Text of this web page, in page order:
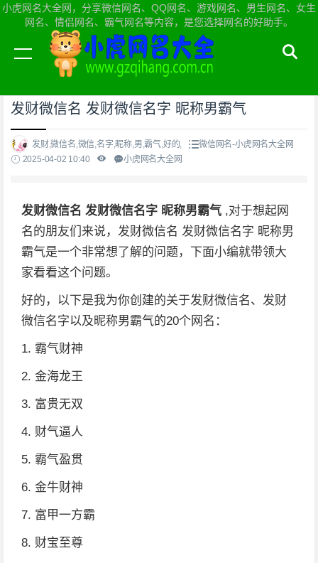
小虎网名大全网，分享微信网名、QQ网名、游戏网名、男生网名、女生
网名、情侣网名、霸气网名等内容，是您选择网名的好助手。
当前位置：小虎网名大全网首页>微信网名
发财微信名 发财微信名字 昵称男霸气
发财,微信名,微信,名字,昵称,男,霸气,好的,
微信网名-小虎网名大全网
2025-04-02 10:40
小虎网名大全网
发财微信名 发财微信名字 昵称男霸气 ,对于想起网
名的朋友们来说，发财微信名 发财微信名字 昵称男
霸气是一个非常想了解的问题，下面小编就带领大
家看看这个问题。
好的，以下是我为你创建的关于发财微信名、发财
微信名字以及昵称男霸气的20个网名：
1. 霸气财神
2. 金海龙王
3. 富贵无双
4. 财气逼人
5. 霸气盈贯
6. 金牛财神
7. 富甲一方霸
8. 财宝至尊